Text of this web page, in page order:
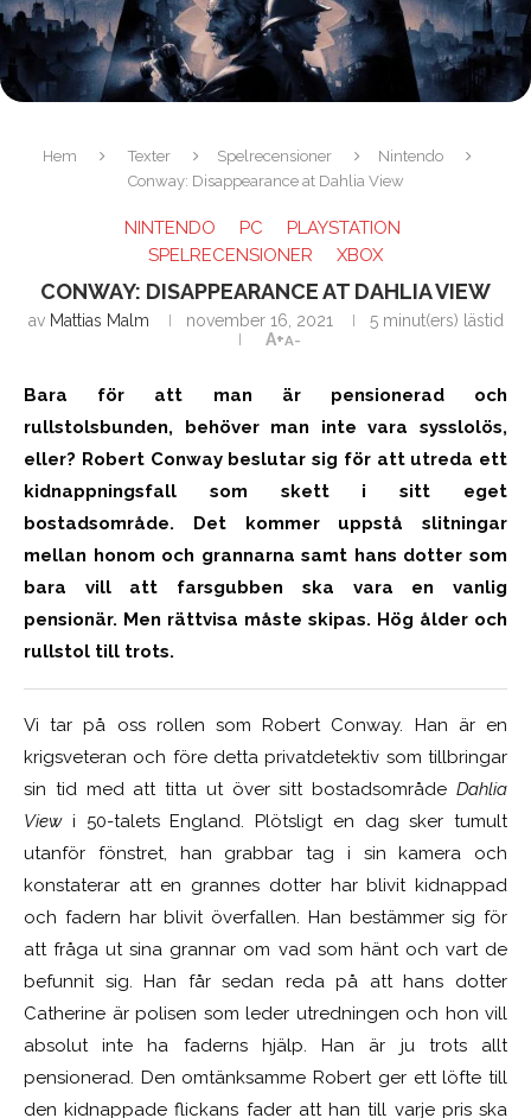
Hem Texter Spelrecensioner
Nintendo
Conway: Disappearance at Dahlia View
NINTENDO PC
PLAYSTATION
SPELRECENSIONER
XBOX
CONWAY: DISAPPEARANCE AT DAHLIA VIEW
av Mattias Malm november 16, 2021
5 minut(ers) lästid
A+A-
Bara för att man är pensionerad och
rullstolsbunden, behöver man inte vara sysslolös,
eller? Robert Conway beslutar sig för att utreda ett
kidnappningsfall som skett i sitt eget
bostadsområde. Det kommer uppstå slitningar
mellan honom och grannarna samt hans dotter som
bara vill att farsgubben ska vara en vanlig
pensionär. Men rättvisa måste skipas. Hög ålder och
rullstol till trots.
Vi tar på oss rollen som Robert Conway. Han är en
krigsveteran och före detta privatdetektiv som tillbringar
sin tid med att titta ut över sitt bostadsområde Dahlia
View i 50-talets England. Plötsligt en dag sker tumult
utanför fönstret, han grabbar tag i sin kamera och
konstaterar att en grannes dotter har blivit kidnappad
och fadern har blivit överfallen. Han bestämmer sig för
att fråga ut sina grannar om vad som hänt och vart de
befunnit sig. Han får sedan reda på att hans dotter
Catherine är polisen som leder utredningen och hon vill
absolut inte ha faderns hjälp. Han är ju trots allt
pensionerad. Den omtänksamme Robert ger ett löfte till
den kidnappade flickans fader att han till varje pris ska